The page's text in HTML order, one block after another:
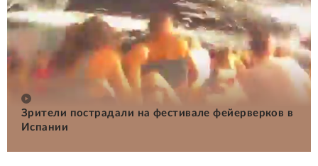
Зрители пострадали на фестивале фейерверков в
Испании